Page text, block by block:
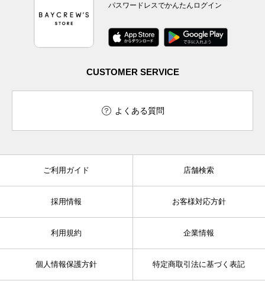
パスワードレスでかんたんログイン
CUSTOMER SERVICE
よくある質問
ご利用ガイド 店舗検索
採用情報 お客様対応方針
利用規約 企業情報
個人情報保護方針 特定商取引法に基づく表記